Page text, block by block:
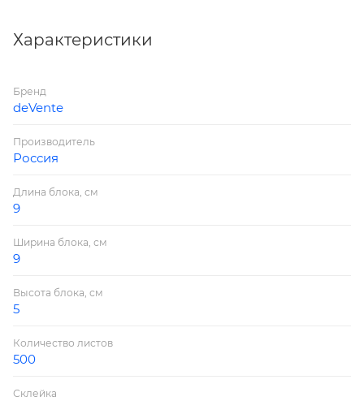
Характеристики
Бренд
deVente
Производитель
Россия
Длина блока, см
9
Ширина блока, см
9
Высота блока, см
5
Количество листов
500
Склейка